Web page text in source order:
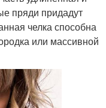
пряди придадут
челка способна
или массивной